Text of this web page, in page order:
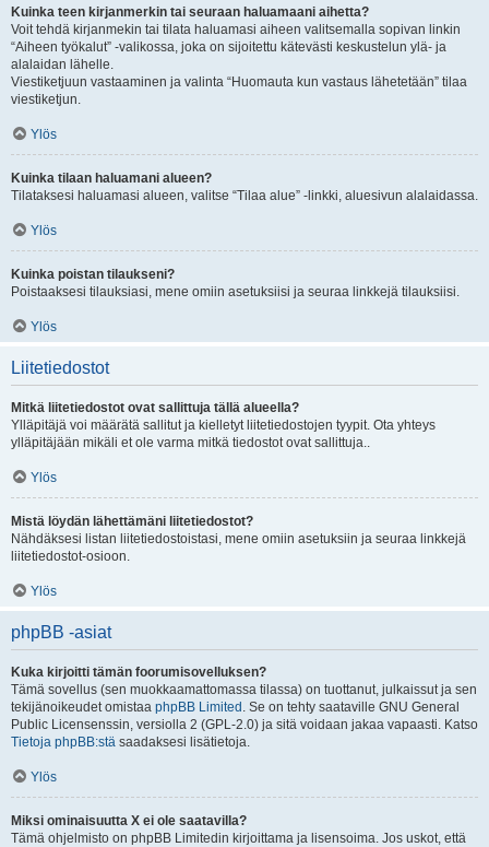
Kuinka teen kirjanmerkin tai seuraan haluamaani aihetta?
Voit tehdä kirjanmekin tai tilata haluamasi aiheen valitsemalla sopivan linkin
“Aiheen työkalut” -valikossa, joka on sijoitettu kätevästi keskustelun ylä- ja
alalaidan lähelle.
Viestiketjuun vastaaminen ja valinta “Huomauta kun vastaus lähetetään” tilaa
viestiketjun.
Ylös
Kuinka tilaan haluamani alueen?
Tilataksesi haluamasi alueen, valitse “Tilaa alue” -linkki, aluesivun alalaidassa.
Ylös
Kuinka poistan tilaukseni?
Poistaaksesi tilauksiasi, mene omiin asetuksiisi ja seuraa linkkejä tilauksiisi.
Ylös
Liitetiedostot
Mitkä liitetiedostot ovat sallittuja tällä alueella?
Ylläpitäjä voi määrätä sallitut ja kielletyt liitetiedostojen tyypit. Ota yhteys
ylläpitäjään mikäli et ole varma mitkä tiedostot ovat sallittuja..
Ylös
Mistä löydän lähettämäni liitetiedostot?
Nähdäksesi listan liitetiedostoistasi, mene omiin asetuksiin ja seuraa linkkejä
liitetiedostot-osioon.
Ylös
phpBB -asiat
Kuka kirjoitti tämän foorumisovelluksen?
Tämä sovellus (sen muokkaamattomassa tilassa) on tuottanut, julkaissut ja sen
tekijänoikeudet omistaa phpBB Limited . Se on tehty saataville GNU General
Public Licensenssin, versiolla 2 (GPL-2.0) ja sitä voidaan jakaa vapaasti. Katso
Tietoja phpBB:stä saadaksesi lisätietoja.
Ylös
Miksi ominaisuutta X ei ole saatavilla?
Tämä ohjelmisto on phpBB Limitedin kirjoittama ja lisensoima. Jos uskot, että